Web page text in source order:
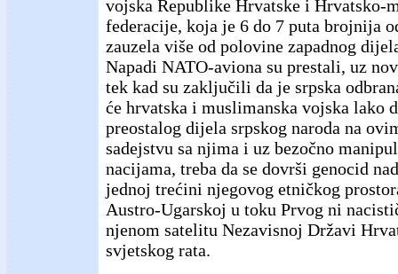
vojska Republike Hrvatske i Hrvatsko-
federacije, koja je 6 do 7 puta brojnija
zauzela više od polovine zapadnog
Napadi NATO-aviona su prestali, uz
tek kad su zaključili da je srpska
će hrvatska i muslimanska vojska lako
preostalog dijela srpskog naroda na
sadejstvu sa njima i uz bezočno
nacijama, treba da se dovrši genocid
jednoj trećini njegovog etničkog
Austro-Ugarskoj u toku Prvog ni
njenom satelitu Nezavisnoj Državi
svjetskog rata.